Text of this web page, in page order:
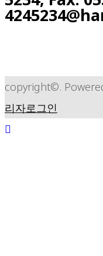
copyright©.
리자로그인